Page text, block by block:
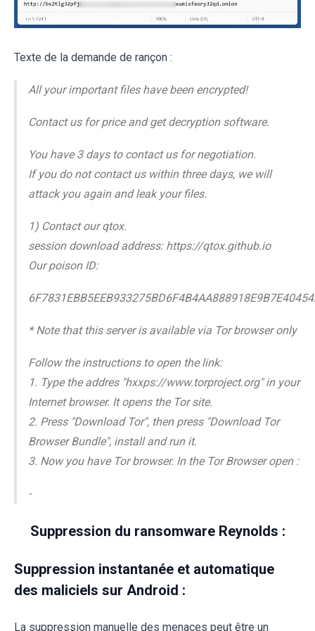
Texte de la demande de rançon :
All your important files have been encrypted!
Contact us for price and get decryption software.
You have 3 days to contact us for negotiation.
If you do not contact us within three days, we will
attack you again and leak your files.
1) Contact our qtox.
session download address: https://qtox.github.io
Our poison ID:
* Note that this server is available via Tor browser only
Follow the instructions to open the link:
1. Type the addres "hxxps://www.torproject.org" in your
Internet browser. It opens the Tor site.
2. Press "Download Tor", then press "Download Tor
Browser Bundle", install and run it.
3. Now you have Tor browser. In the Tor Browser open :
-
Suppression du ransomware Reynolds :
Suppression instantanée et automatique
des maliciels sur Android :
La suppression manuelle des menaces peut être un